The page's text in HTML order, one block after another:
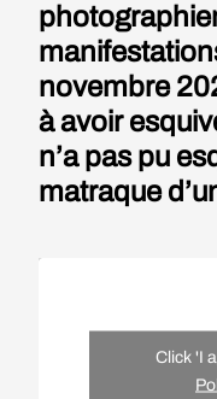
novembre
à avoir
n’a pas pu
matraque
Click 'I